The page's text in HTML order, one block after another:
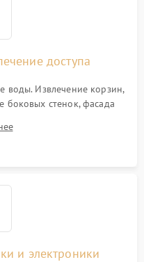
доступа
воды. Извлечение корзин,
боковых стенок, фасада
и сливной помпе.
и электроники